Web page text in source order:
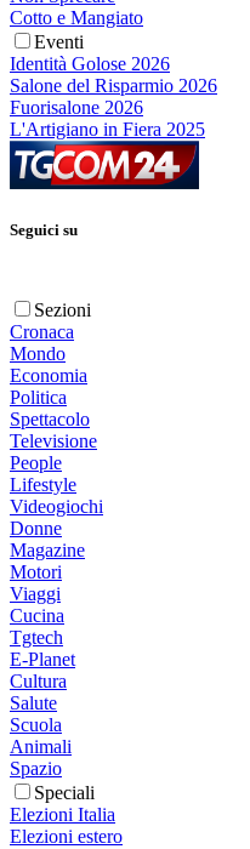
Cotto e Mangiato
Eventi
Identità Golose 2026
Salone del Risparmio 2026
Fuorisalone 2026
L'Artigiano in Fiera 2025
Seguici su
Sezioni
Cronaca
Mondo
Economia
Politica
Spettacolo
Televisione
People
Lifestyle
Videogiochi
Donne
Magazine
Motori
Viaggi
Cucina
Tgtech
E-Planet
Cultura
Salute
Scuola
Animali
Spazio
Speciali
Elezioni Italia
Elezioni estero